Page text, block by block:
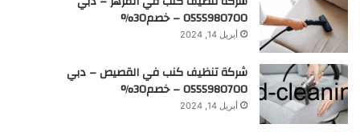
0555980700 – خصم30%
أبريل 14, 2024
شركة تنظيف كنب في القصيص – دبي
0555980700 – خصم30%
أبريل 14, 2024